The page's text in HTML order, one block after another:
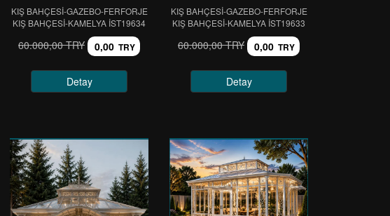
KIŞ BAHÇESİ-GAZEBO-FERFORJE
KIŞ BAHÇESİ-KAMELYA IST19634
60.000,00 TRY 0,00 TRY
Detay
KIŞ BAHÇESİ-GAZEBO-FERFORJE
KIŞ BAHÇESİ-KAMELYA IST19633
60.000,00 TRY 0,00 TRY
Detay